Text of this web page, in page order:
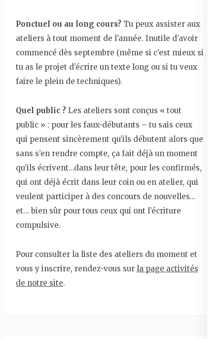
Ponctuel ou au long cours? Tu peux assister aux
ateliers à tout moment de l’année. Inutile d’avoir
commencé dès septembre (même si c’est mieux si
tu as le projet d’écrire un texte long ou si tu veux
faire le plein de techniques).
Quel public ? Les ateliers sont conçus « tout
public » : pour les faux-débutants – tu sais ceux
qui pensent sincèrement qu’ils débutent alors que
sans s’en rendre compte, ça fait déjà un moment
qu’ils écrivent…dans leur tête, pour les confirmés,
qui ont déjà écrit dans leur coin ou en atelier, qui
veulent participer à des concours de nouvelles…
et… bien sûr pour tous ceux qui ont l’écriture
compulsive.
Pour consulter la liste des ateliers du moment et
vous y inscrire, rendez-vous sur la page activités
de notre site.